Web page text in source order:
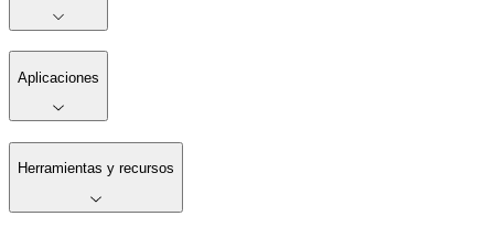
Aplicaciones
Herramientas y recursos